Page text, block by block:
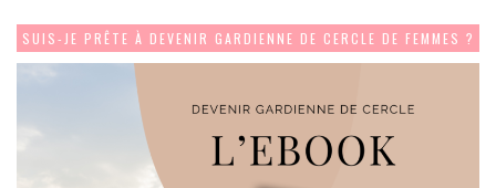
SUIS-JE PRÊTE À DEVENIR GARDIENNE DE CERCLE DE FEMMES ?